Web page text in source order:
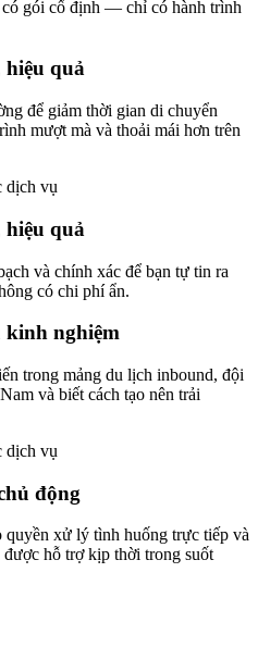
gói cố định — chỉ có hành trình
quả
để giảm thời gian di chuyển
mượt mà và thoải mái hơn trên
dịch vụ
quả
và chính xác để bạn tự tin ra
có chi phí ẩn.
kinh nghiệm
trong mảng du lịch inbound, đội
và biết cách tạo nên trải
dịch vụ
động
xử lý tình huống trực tiếp và
hỗ trợ kịp thời trong suốt